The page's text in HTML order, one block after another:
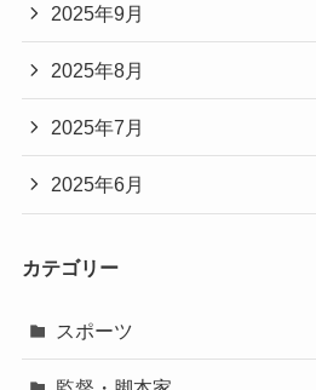
2025年9月
2025年8月
2025年7月
2025年6月
カテゴリー
スポーツ